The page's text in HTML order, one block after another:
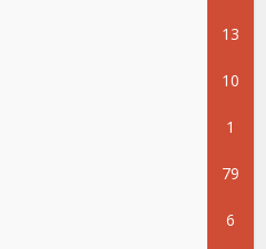
13
10
1
79
6